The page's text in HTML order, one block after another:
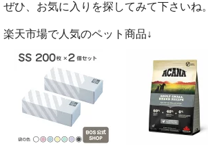
ぜひ、お気に入りを探してみて下さいね。
楽天市場で人気のペット商品↓